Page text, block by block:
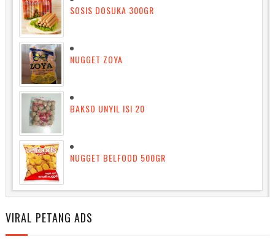
SOSIS DOSUKA 300GR
NUGGET ZOYA
BAKSO UNYIL ISI 20
NUGGET BELFOOD 500GR
VIRAL PETANG ADS